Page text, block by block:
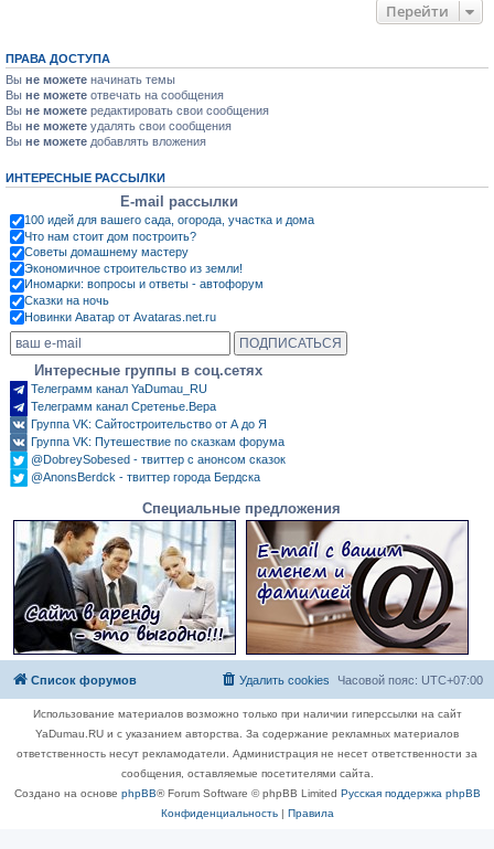
Перейти
ПРАВА ДОСТУПА
Вы не можете начинать темы
Вы не можете отвечать на сообщения
Вы не можете редактировать свои сообщения
Вы не можете удалять свои сообщения
Вы не можете добавлять вложения
ИНТЕРЕСНЫЕ РАССЫЛКИ
E-mail рассылки
100 идей для вашего сада, огорода, участка и дома
Что нам стоит дом построить?
Советы домашнему мастеру
Экономичное строительство из земли!
Иномарки: вопросы и ответы - автофорум
Сказки на ночь
Новинки Аватар от Avataras.net.ru
Интересные группы в соц.сетях
Телеграмм канал YaDumau_RU
Телеграмм канал Сретенье.Вера
Группа VK: Сайтостроительство от А до Я
Группа VK: Путешествие по сказкам форума
@DobreySobesed - твиттер с анонсом сказок
@AnonsBerdck - твиттер города Бердска
Специальные предложения
Список форумов Часовой пояс: UTC+07:00
Удалить cookies
Использование материалов возможно только при наличии гиперссылки на сайт
YaDumau.RU и с указанием авторства. За содержание рекламных материалов
ответственность несут рекламодатели. Администрация не несет ответственности за
сообщения, оставляемые посетителями сайта.
Создано на основе phpBB® Forum Software © phpBB Limited Русская поддержка phpBB
Конфиденциальность| Правила